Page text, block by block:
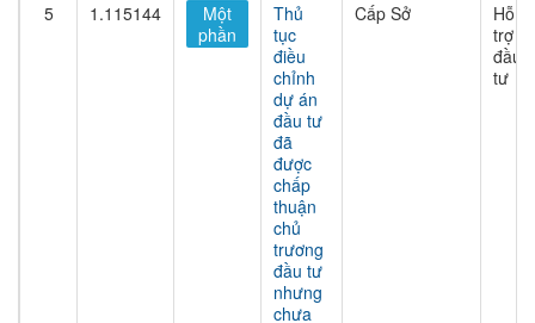
5 1.115144
Một
phần
Thủ
tục
điều
chỉnh
dự án
đầu tư
đã
được
chấp
thuận
chủ
trương
đầu tư
nhưng
chưa
Cấp Sở
Hỗ
trợ
đầu
tư